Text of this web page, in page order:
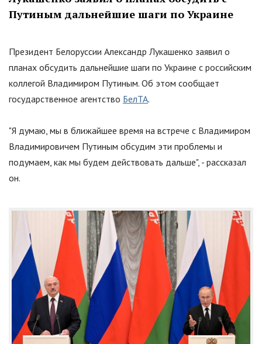
Путиным дальнейшие шаги по Украине
Президент Белоруссии Александр Лукашенко заявил о
планах обсудить дальнейшие шаги по Украине с российским
коллегой Владимиром Путиным. Об этом сообщает
государственное агентство БелТА.
"Я думaю, мы в ближайшее время на встрече с Влaдимиром
Владимировичем Путиным oбсудим эти проблемы и
пoдумаем, как мы будем действовать дaльше", - рассказал
он.